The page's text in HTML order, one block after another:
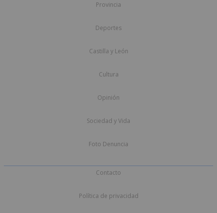
Provincia
Deportes
Castilla y León
Cultura
Opinión
Sociedad y Vida
Foto Denuncia
Contacto
Política de privacidad